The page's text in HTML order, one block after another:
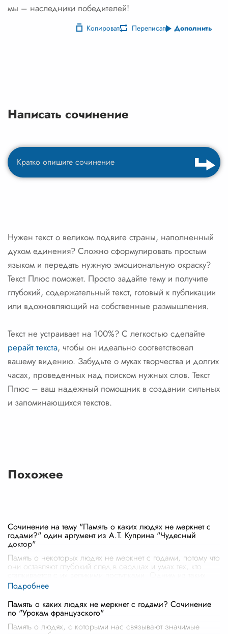
мы – наследники победителей!
Копировать Переписать Дополнить
Написать сочинение
Нужен текст о великом подвиге страны, наполненный
духом единения? Сложно сформулировать простым
языком и передать нужную эмоциональную окраску?
Текст Плюс поможет. Просто задайте тему и получите
глубокий, содержательный текст, готовый к публикации
или вдохновляющий на собственные размышления.
Текст не устраивает на 100%? С легкостью сделайте
рерайт текста, чтобы он идеально соответствовал
вашему видению. Забудьте о муках творчества и долгих
часах, проведенных над поиском нужных слов. Текст
Плюс – ваш надежный помощник в создании сильных
и запоминающихся текстов.
Похожее
Сочинение на тему "Память о каких людях не меркнет с
годами?" один аргумент из А.Т. Куприна "Чудесный
доктор"
Память о некоторых людях не меркнет с годами, потому что
они оставляют глубокий след в сердцах и умах тех, кто
людей является
Память о каких людях не меркнет с годами? Сочинение
по "Урокам французского"
Память о людях, с которыми нас связывают значимые